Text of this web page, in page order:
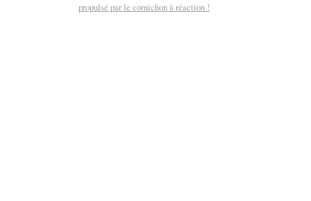
propulsé par le cornichon à réaction !